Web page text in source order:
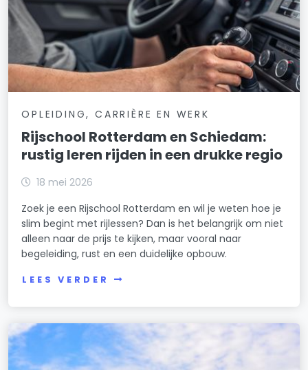
OPLEIDING, CARRIÈRE EN WERK
Rijschool Rotterdam en Schiedam:
rustig leren rijden in een drukke regio
18 mei 2026
Zoek je een Rijschool Rotterdam en wil je weten hoe je
slim begint met rijlessen? Dan is het belangrijk om niet
alleen naar de prijs te kijken, maar vooral naar
begeleiding, rust en een duidelijke opbouw.
LEES VERDER